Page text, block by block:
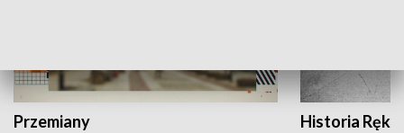
Przemiany Historia Ręką